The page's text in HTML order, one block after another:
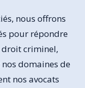
nous offrons
pour répondre
droit criminel,
domaines de
nos avocats